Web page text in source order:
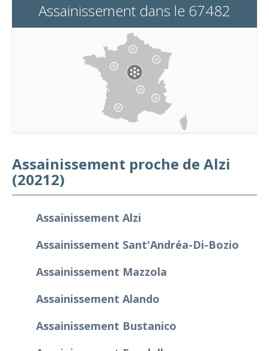
Assainissement dans le 67482
Assainissement proche de Alzi
(20212)
Assainissement Alzi
Assainissement Sant'Andréa-Di-Bozio
Assainissement Mazzola
Assainissement Alando
Assainissement Bustanico